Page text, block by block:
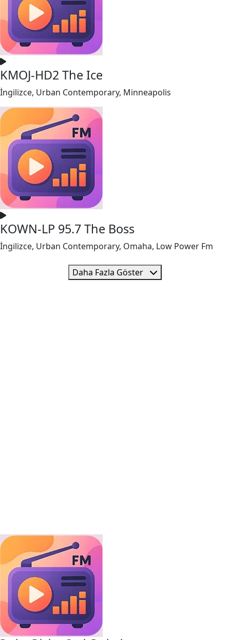
KMOJ-HD2 The Ice
İngilizce, Urban Contemporary, Minneapolis
KOWN-LP 95.7 The Boss
İngilizce, Urban Contemporary, Omaha, Low Power Fm
Daha Fazla Göster